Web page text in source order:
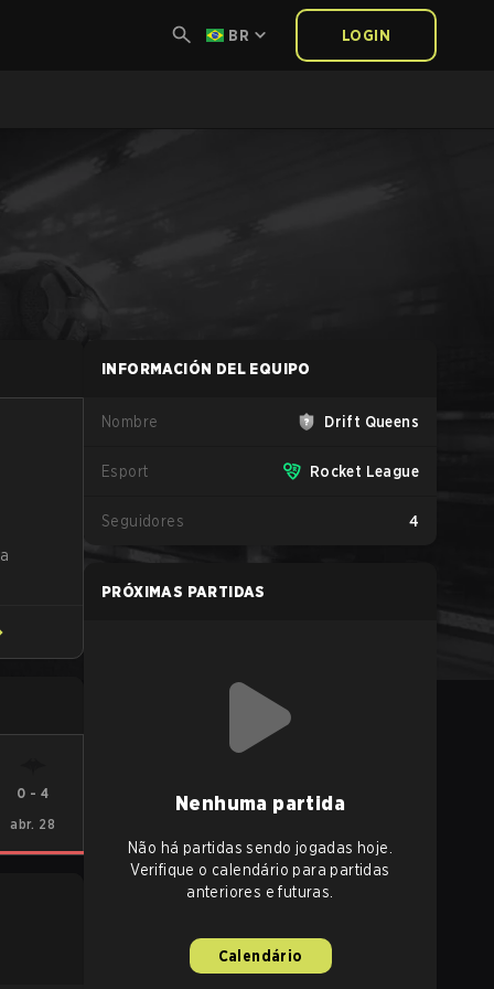
BR LOGIN
0 - 4
abr. 28
INFORMACIÓN DEL EQUIPO
Nombre Drift Queens
Esport Rocket League
Seguidores 4
PRÓXIMAS PARTIDAS
Nenhuma partida
Não há partidas sendo jogadas hoje.
Verifique o calendário para partidas
anteriores e futuras.
Calendário